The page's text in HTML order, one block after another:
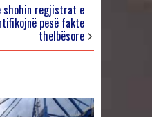
shohin regjistrat e
pesë fakte
thelbësore